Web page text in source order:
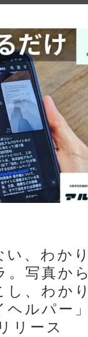
い、わかり
。写真から
、わかり
ルパー」
リース